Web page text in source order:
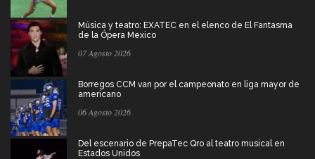
Música y teatro: EXATEC en el elenco de El Fantasma
de la Ópera Mexico
07 Agosto 2026
Borregos CCM van por el campeonato en liga mayor de
americano
06 Agosto 2026
Del escenario de PrepaTec Qro al teatro musical en
Estados Unidos